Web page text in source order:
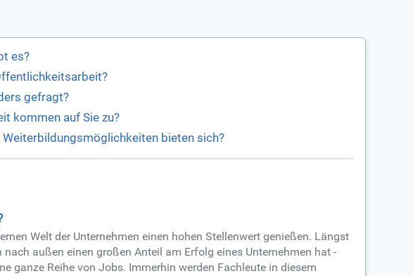
es?
gefragt?
kommen auf Sie zu?
bieten sich?
Welt der Unternehmen einen hohen Stellenwert genießen. Längst
außen einen großen Anteil am Erfolg eines Unternehmen hat -
ganze Reihe von Jobs. Immerhin werden Fachleute in diesem